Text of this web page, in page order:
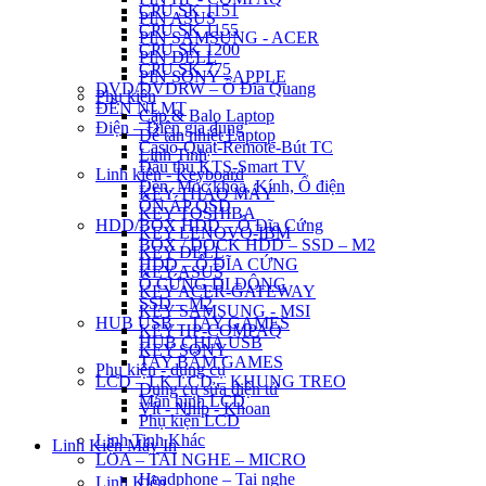
CPU SK 1151
CPU SK 1155
CPU SK 1200
CPU SK 775
DVD/DVDRW – Ổ Đĩa Quang
ĐÈN NLMT
Điện – Điện gia dụng
Casio-Quạt-Remote-Bút TC
Đầu thu KTS-Smart TV
Đèn, Móc khóa, Kính, Ổ điện
ỔN ÁP QSD
HDD/BOX HDD – Ổ Đĩa Cứng
BOX / DOCK HDD – SSD – M2
HDD – Ổ ĐĨA CỨNG
Ổ CỨNG DI ĐỘNG
SSD – M2
HUB USB – TAY GAMES
HUB CHIA USB
TAY BẤM GAMES
LCD – LK LCD – KHUNG TREO
Màn hình LCD
Phụ kiện LCD
Linh Tinh Khác
LOA – TAI NGHE – MICRO
Headphone – Tai nghe
PIN ASUS
PIN SAMSUNG - ACER
PIN DELL
PIN SONY - APPLE
Phụ kiện
Cặp & Balo Laptop
Đế tản nhiệt Laptop
Linh Tinh
Linh kiện - Keyboard
KEY THÁO MÁY
KEY TOSHIBA
KEY LENOVO-IBM
KEY DELL
KEY ASUS
KEY ACER-GATEWAY
KEY SAMSUNG - MSI
KEY HP-COMPAQ
KEY SONY
Phụ kiện - dụng cụ
Dụng cụ sửa điện tử
Vít - Nhíp - Khoan
Linh Kiện Máy In